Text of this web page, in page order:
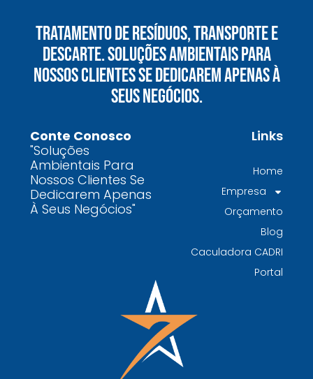
vê oportunidades bilionárias esperando para
serem exploradas.
O que uma empresa de gestão de resíduos
químicos precisa fazer para garantir segurança
e conformidade legal no Brasil
contaminados protege o meio ambiente e
garante conformidade legal no Brasil
Por que contratar uma empresa de gestão de
resíduos classe I é fundamental para sua
indústria
gerenciamento de resíduos especializada é
TODAS AS
POSTAGENS
Tratamento De Resíduos, Transporte E
Descarte. Soluções Ambientais Para
Nossos Clientes Se Dedicarem Apenas À
Seus Negócios.
Conte Conosco
"Soluções
Ambientais Para
Nossos Clientes Se
Dedicarem Apenas
À Seus Negócios"
Links
Home
Empresa
Orçamento
Blog
Caculadora CADRI
Portal